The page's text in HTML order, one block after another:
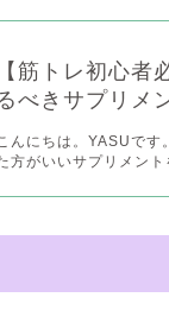
【筋トレ初心者
べきサプリメ
こんにちは。YASUで
方がいいサプリメン